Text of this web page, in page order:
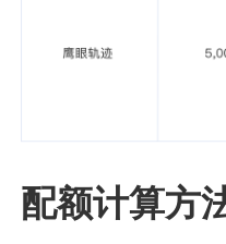
配额计算方